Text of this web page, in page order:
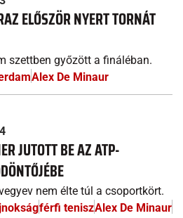
ELŐSZÖR NYERT TORNÁT
szettben győzött a fináléban.
Alex De Minaur
JUTOTT BE AZ ATP-
nem élte túl a csoportkört.
férfi teniszAlex De Minaur